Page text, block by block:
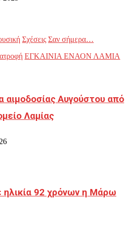
Σχέσεις Σαν σήμερα…
ΕΓΚΑΙΝΙΑ ΕΝΑΟΝ ΛΑΜΙΑ
αιμοδοσίας Αυγούστου από
Λαμίας
ηλικία 92 χρόνων η Μάρω